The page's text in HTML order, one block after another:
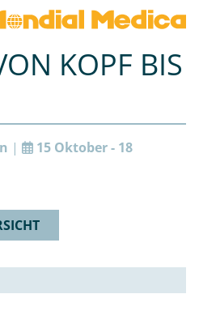
KOPF BIS
|
15 Oktober - 18